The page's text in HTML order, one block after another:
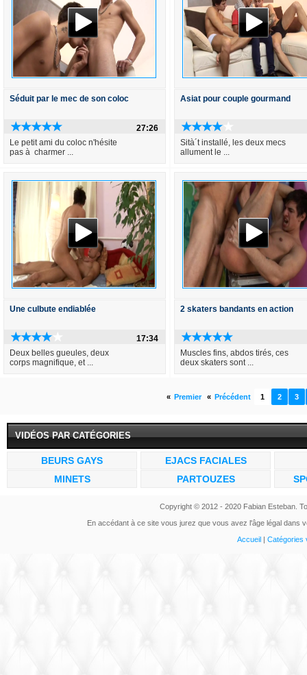
Séduit par le mec de son coloc
27:26
Le petit ami du coloc n'hésite
pas à charmer ...
Asiat pour couple gourmand
Sità´t installé, les deux mecs
allument le ...
Une culbute endiablée
17:34
Deux belles gueules, deux
corps magnifique, et ...
2 skaters bandants en action
Muscles fins, abdos tirés, ces
deux skaters sont ...
« Premier « Précédent 1 2 3
VIDÉOS PAR CATÉGORIES
BEURS GAYS
EJACS FACIALES
MINETS
PARTOUZES
Copyright © 2012 - 2020 Fabian Esteban.
En accédant à ce site vous jurez que vous avez l'âge légal dans
Accueil| Catégories